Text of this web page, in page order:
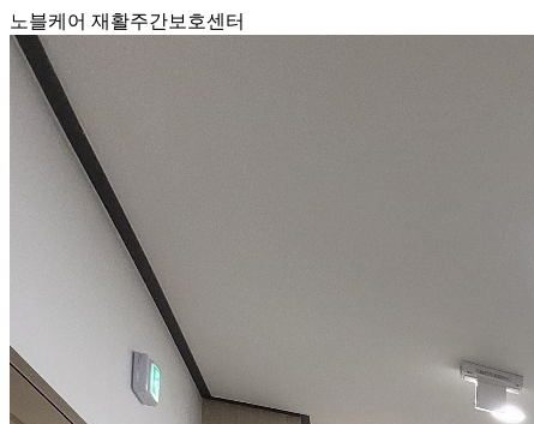
노블케어 재활주간보호센터